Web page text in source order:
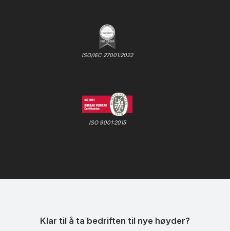
ISO/IEC 27001:2022
ISO 9001:2015
Klar til å ta bedriften til nye høyder?